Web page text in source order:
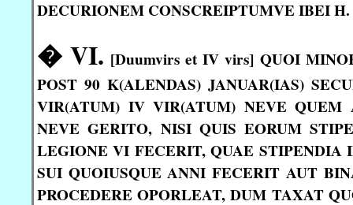
DECURIONEM CONSCREIPTUMVE IBEI
� VI. [Duumvirs et IV virs] QUOI
POST 90 K(ALENDAS) JANUAR(IAS)
VIR(ATUM) IV VIR(ATUM) NEVE QUEM
NEVE GERITO, NISI QUIS EORUM
LEGIONE VI FECERIT, QUAE STIPENDIA
SUI QUOIUSQUE ANNI FECERIT AUT
PROCEDERE OPORLEAT, DUM TAXAT